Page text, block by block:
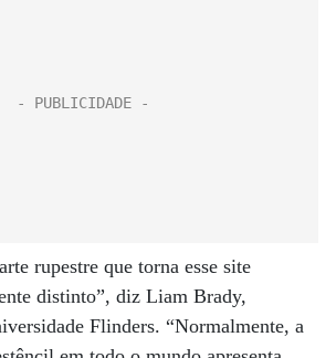
rupestre que torna esse site
distinto”, diz Liam Brady,
Flinders. “Normalmente, a